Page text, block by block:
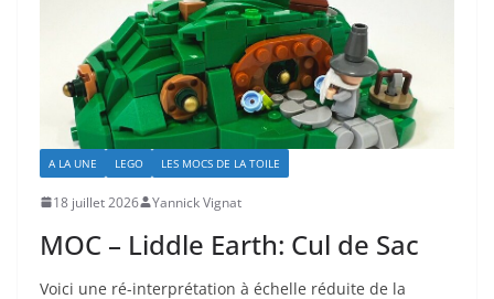
A LA UNE LEGO LES MOCS DE LA TOILE
18 juillet 2026 Yannick Vignat
MOC – Liddle Earth: Cul de Sac
Voici une ré-interprétation à échelle réduite de la